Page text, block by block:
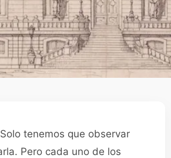
tenemos que observar
Pero cada uno de los